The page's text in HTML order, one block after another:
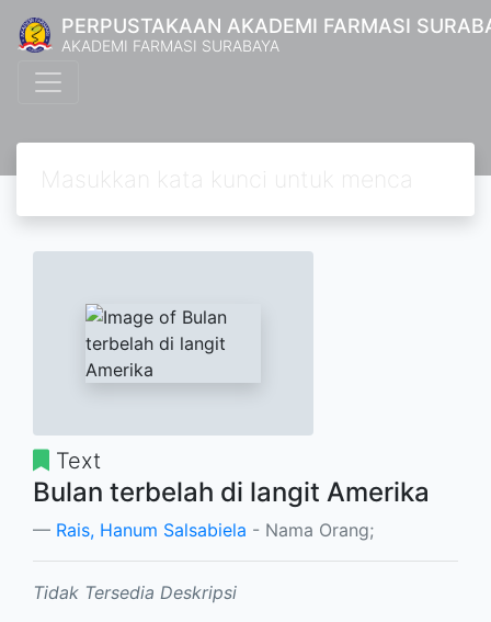
PERPUSTAKAAN AKADEMI FARMASI
AKADEMI FARMASI SURABAYA
Text
Bulan terbelah di langit Amerika
Rais, Hanum Salsabiela - Nama Orang;
Tidak Tersedia Deskripsi